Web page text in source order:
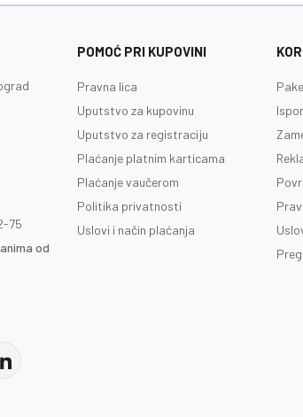
75
od
POMOĆ PRI KUPOVINI
Pravna lica
Uputstvo za kupovinu
Uputstvo za registraciju
Plaćanje platnim karticama
Plaćanje vaučerom
Politika privatnosti
Uslovi i način plaćanja